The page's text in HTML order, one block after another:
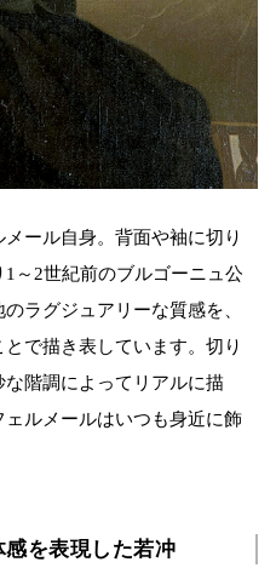
ール自身。背面や袖に切り
～2世紀前のブルゴーニュ公
ラグジュアリーな質感を、
で描き表しています。切り
階調によってリアルに描
ルメールはいつも身近に飾
を表現した若冲